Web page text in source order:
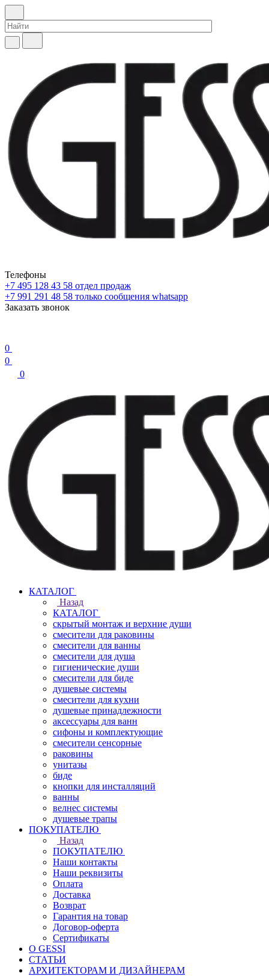
Телефоны
+7 495 128 43 58 отдел продаж
+7 991 291 48 58 только сообщения whatsapp
Заказать звонок
0
0
0
КАТАЛОГ
Назад
КАТАЛОГ
скрытый монтаж и верхние души
смесители для раковины
смесители для ванны
смесители для душа
гигиенические души
смесители для биде
душевые системы
смесители для кухни
душевые принадлежности
аксессуары для ванн
сифоны и комплектующие
смесители сенсорные
раковины
унитазы
биде
кнопки для инсталляций
ванны
велнес системы
душевые трапы
ПОКУПАТЕЛЮ
Назад
ПОКУПАТЕЛЮ
Наши контакты
Наши реквизиты
Оплата
Доставка
Возврат
Гарантия на товар
Договор-оферта
Сертификаты
О GESSI
СТАТЬИ
АРХИТЕКТОРАМ И ДИЗАЙНЕРАМ